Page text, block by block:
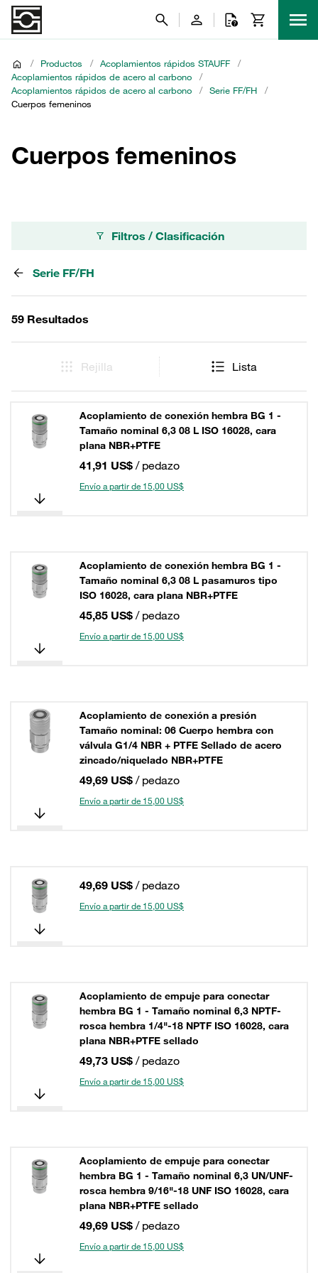
/ Productos / Acoplamientos rápidos STAUFF
/
Acoplamientos rápidos de acero al carbono
/
Acoplamientos rápidos de acero al carbono
/ Serie FF/FH
/
Cuerpos femeninos
Cuerpos femeninos
Filtros / Clasificación
Serie FF/FH
59 Resultados
Rejilla Lista
Acoplamiento de conexión hembra BG 1 -
Tamaño nominal 6,3 08 L ISO 16028, cara
plana NBR+PTFE
41,91 US$ / pedazo
Envío a partir de 15,00 US$
Acoplamiento de conexión hembra BG 1 -
Tamaño nominal 6,3 08 L pasamuros tipo
ISO 16028, cara plana NBR+PTFE
45,85 US$ / pedazo
Envío a partir de 15,00 US$
Acoplamiento de conexión a presión
Tamaño nominal: 06 Cuerpo hembra con
válvula G1/4 NBR + PTFE Sellado de acero
zincado/niquelado NBR+PTFE
49,69 US$ / pedazo
Envío a partir de 15,00 US$
49,69 US$ / pedazo
Envío a partir de 15,00 US$
Acoplamiento de empuje para conectar
hembra BG 1 - Tamaño nominal 6,3 NPTF-
rosca hembra 1/4"-18 NPTF ISO 16028, cara
plana NBR+PTFE sellado
49,73 US$ / pedazo
Envío a partir de 15,00 US$
Acoplamiento de empuje para conectar
hembra BG 1 - Tamaño nominal 6,3 UN/UNF-
rosca hembra 9/16"-18 UNF ISO 16028, cara
plana NBR+PTFE sellado
49,69 US$ / pedazo
Envío a partir de 15,00 US$